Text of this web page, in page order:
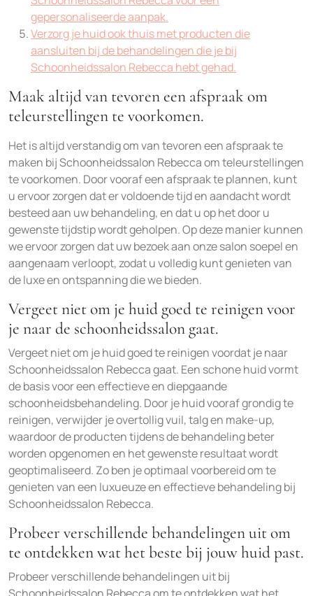
gepersonaliseerde aanpak.
Verzorg je huid ook thuis met producten die
aansluiten bij de behandelingen die je bij
Schoonheidssalon Rebecca hebt gehad.
Maak altijd van tevoren een afspraak om
teleurstellingen te voorkomen.
Het is altijd verstandig om van tevoren een afspraak te
maken bij Schoonheidssalon Rebecca om teleurstellingen
te voorkomen. Door vooraf een afspraak te plannen, kunt
u ervoor zorgen dat er voldoende tijd en aandacht wordt
besteed aan uw behandeling, en dat u op het door u
gewenste tijdstip wordt geholpen. Op deze manier kunnen
we ervoor zorgen dat uw bezoek aan onze salon soepel en
aangenaam verloopt, zodat u volledig kunt genieten van
de luxe en ontspanning die we bieden.
Vergeet niet om je huid goed te reinigen voor
je naar de schoonheidssalon gaat.
Vergeet niet om je huid goed te reinigen voordat je naar
Schoonheidssalon Rebecca gaat. Een schone huid vormt
de basis voor een effectieve en diepgaande
schoonheidsbehandeling. Door je huid vooraf grondig te
reinigen, verwijder je overtollig vuil, talg en make-up,
waardoor de producten tijdens de behandeling beter
worden opgenomen en het gewenste resultaat wordt
geoptimaliseerd. Zo ben je optimaal voorbereid om te
genieten van een luxueuze en effectieve behandeling bij
Schoonheidssalon Rebecca.
Probeer verschillende behandelingen uit om
te ontdekken wat het beste bij jouw huid past.
Probeer verschillende behandelingen uit bij